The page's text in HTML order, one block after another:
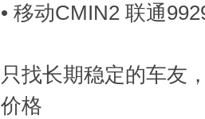
• 移动CMIN2 联通
只找长期稳定的车友
价格